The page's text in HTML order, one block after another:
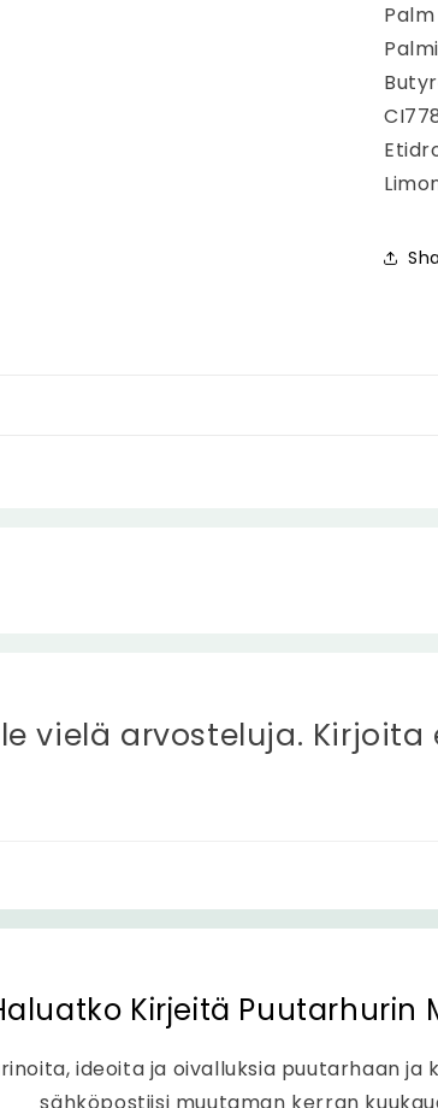
vielä arvosteluja. Kirjoita
Kirjeitä Puutarhurin
ideoita ja oivalluksia puutarhaan ja